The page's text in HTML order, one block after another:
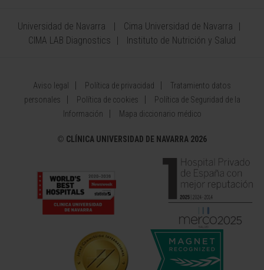
Universidad de Navarra
Cima Universidad de Navarra
CIMA LAB Diagnostics
Instituto de Nutrición y Salud
Aviso legal Política de privacidad
Tratamiento datos
personales
Política de cookies
Política de Seguridad de la
Información
Mapa diccionario médico
© CLÍNICA UNIVERSIDAD DE NAVARRA 2026